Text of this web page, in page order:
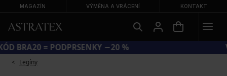
MAGAZÍN VÝMĚNA A VRÁCENÍ KONTAKT
KÓD BRA20 = PODPRSENKY −20 %
Legíny